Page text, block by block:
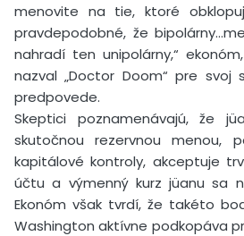
menovite na tie, ktoré
pravdepodobné, že
nahradí ten unipolárny,“
nazval „Doctor Doom“ pre svoj
predpovede.
Skeptici poznamenávajú, že
skutočnou rezervnou menou,
kapitálové kontroly, akceptuje
účtu a výmenný kurz jüanu sa
Ekonóm však tvrdí, že takéto
Washington aktívne podkopáva